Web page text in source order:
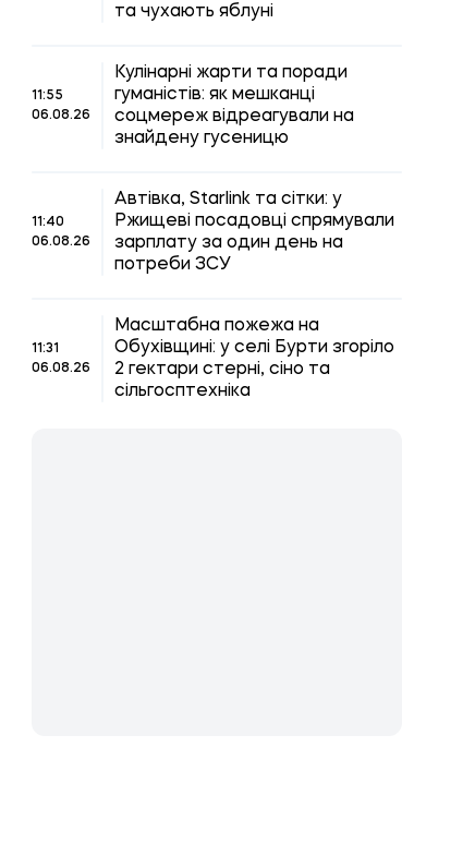
та чухають яблуні
11:55
06.08.26
Кулінарні жарти та поради
гуманістів: як мешканці
соцмереж відреагували на
знайдену гусеницю
11:40
06.08.26
Автівка, Starlink та сітки: у
Ржищеві посадовці спрямували
зарплату за один день на
потреби ЗСУ
11:31
06.08.26
Масштабна пожежа на
Обухівщині: у селі Бурти згоріло
2 гектари стерні, сіно та
сільгосптехніка